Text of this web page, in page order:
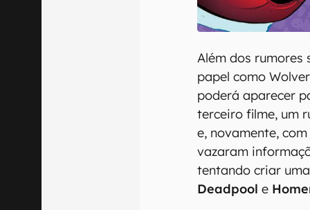
Além dos rumores
papel como
poderá aparecer
terceiro filme, um
e, novamente,
vazaram
tentando criar
Deadpool e